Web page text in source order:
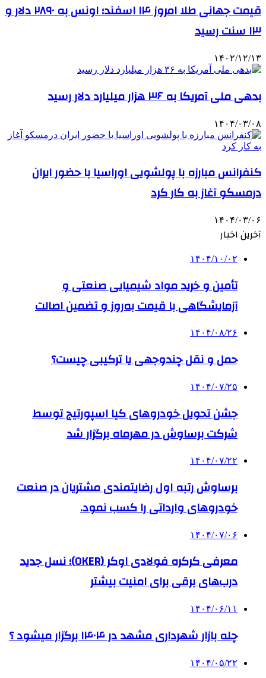
قیمت جهانی طلا امروز ۱۴ اسفند؛ اونس به ۲۸۹۰ دلار و
۱۳ سنت رسید
۱۴۰۲/۱۲/۱۳
بدهی ملی آمریکا به ۳۶ هزار میلیارد دلار رسید
۱۴۰۴/۰۳/۰۸
کنفرانس مبارزه با پولشویی اوراسیا با حضور ایران
درمسکو آغاز به کار کرد
۱۴۰۴/۰۳/۰۶
آخرین اخبار
۱۴۰۴/۱۰/۰۲
تأمین و خرید مواد شیمیایی صنعتی و
آزمایشگاهی با قیمت به‌روز و تضمین اصالت
۱۴۰۴/۰۸/۲۶
حمل و نقل چندوجهی یا ترکیبی چیست؟
۱۴۰۴/۰۷/۲۵
جشن تحویل خودروهای کیا اسپورتیج توسط
شرکت برساوش در مهرماه برگزار شد
۱۴۰۴/۰۷/۲۲
برساوش رتبه اول رضایتمندی مشتریان در صنعت
خودروهای وارداتی را کسب نمود.
۱۴۰۴/۰۷/۰۶
معرفی کرکره فولادی اوکر (OKER)؛ نسل جدید
درب‌های برقی برای امنیت بیشتر
۱۴۰۴/۰۶/۱۱
چله بازار شهرداری مشهد در ۱۴۰۴ برگزار میشود ؟
۱۴۰۴/۰۵/۲۲